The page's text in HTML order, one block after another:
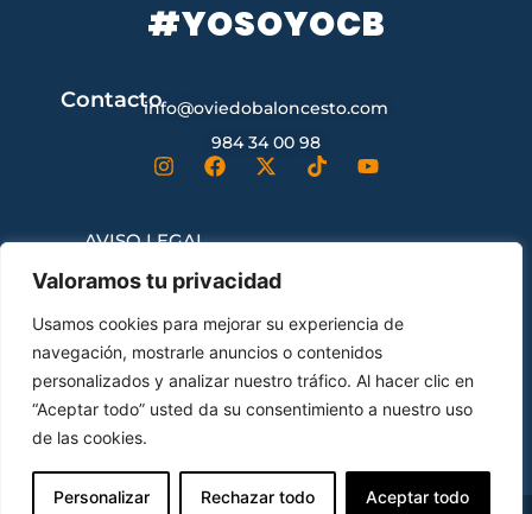
Valoramos tu privacidad
Usamos cookies para mejorar su experiencia de
navegación, mostrarle anuncios o contenidos
personalizados y analizar nuestro tráfico. Al hacer clic en
“Aceptar todo” usted da su consentimiento a nuestro uso
de las cookies.
Personalizar Rechazar todo Aceptar todo
#YOSOYOCB
Contactoinfo@oviedobaloncesto.com
984 34 00 98
AVISO LEGAL
CONTRATACIÓN
ENVÍOS Y DEVOLUCIONES